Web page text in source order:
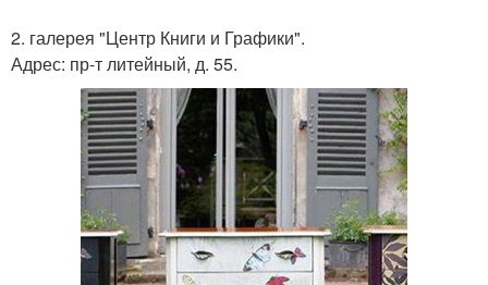
2. галерея "Центр Книги и Графики".
Адрес: пр-т литейный, д. 55.